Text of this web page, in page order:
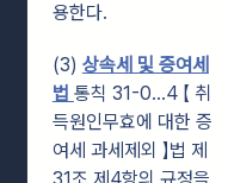
용한다.
(3) 상속세 및 증여세
법 통칙 31-0…4 【 취
득원인무효에 대한 증
여세 과세제외 】 법 제